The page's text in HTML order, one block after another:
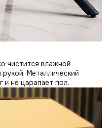
чистится влажной
Металлический
и не царапает пол.